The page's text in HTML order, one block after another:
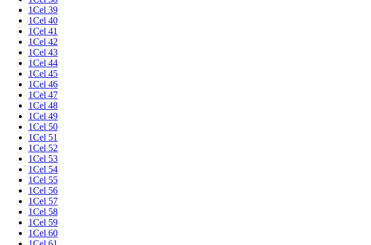
1Cel 39
1Cel 40
1Cel 41
1Cel 42
1Cel 43
1Cel 44
1Cel 45
1Cel 46
1Cel 47
1Cel 48
1Cel 49
1Cel 50
1Cel 51
1Cel 52
1Cel 53
1Cel 54
1Cel 55
1Cel 56
1Cel 57
1Cel 58
1Cel 59
1Cel 60